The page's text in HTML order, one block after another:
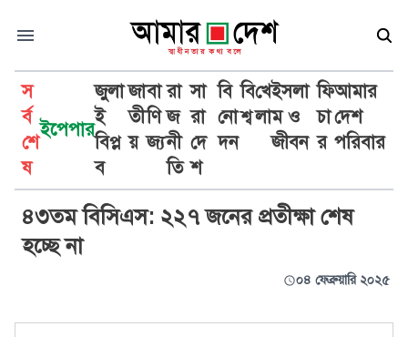
স
র্ব
শে
ষ
ইপেপার
জুলা
ই
বিপ্ল
ব
জা
তী
য়
বা
ণি
জ্য
রা
জ
নী
তি
সা
রা
দে
শ
বি
নো
দন
বি
শ্ব
খে
লা
ইসলা
ম ও
জীবন
ফি
চা
র
আমার
দেশ
পরিবার
নিরপরাধ
৪৩তম বিসিএস: ২২৭ জনের প্রতীক্ষা শেষ
হচ্ছে না
০৪ ফেব্রুয়ারি ২০২৫